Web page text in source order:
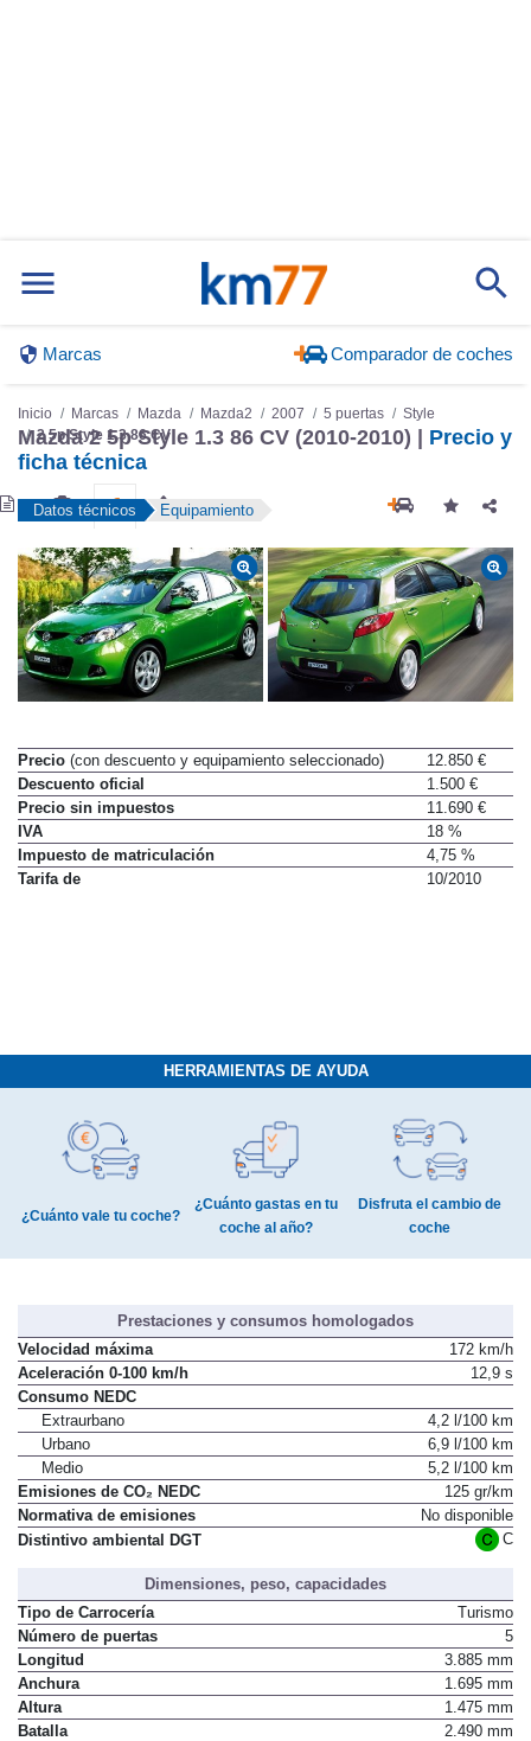
Marcas Comparador de coches
Inicio Marcas Mazda Mazda2 2007 5 puertas
Style
2 5p Style 1.3 86 CV
Mazda 2 5p Style 1.3 86 CV (2010-2010) | Precio y
ficha técnica
Datos técnicos Equipamiento
Precio (con descuento y equipamiento seleccionado)
12.850 €
Descuento oficial
1.500 €
Precio sin impuestos
11.690 €
IVA
18 %
Impuesto de matriculación
4,75 %
Tarifa de
10/2010
HERRAMIENTAS DE AYUDA
¿Cuánto vale tu coche?
¿Cuánto gastas en tu
coche al año?
Disfruta el cambio de
coche
Prestaciones y consumos homologados
Velocidad máxima
172 km/h
Aceleración 0-100 km/h
12,9 s
Consumo NEDC
Extraurbano
4,2 l/100 km
Urbano
6,9 l/100 km
Medio
5,2 l/100 km
Emisiones de CO₂ NEDC
125 gr/km
Normativa de emisiones
No disponible
Distintivo ambiental DGT
C
Dimensiones, peso, capacidades
Tipo de Carrocería
Turismo
Número de puertas
5
Longitud
3.885 mm
Anchura
1.695 mm
Altura
1.475 mm
Batalla
2.490 mm